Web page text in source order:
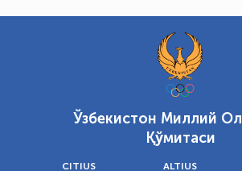
Ўзбекистон Миллий
Қўмитаси
CITIUS ALTIUS